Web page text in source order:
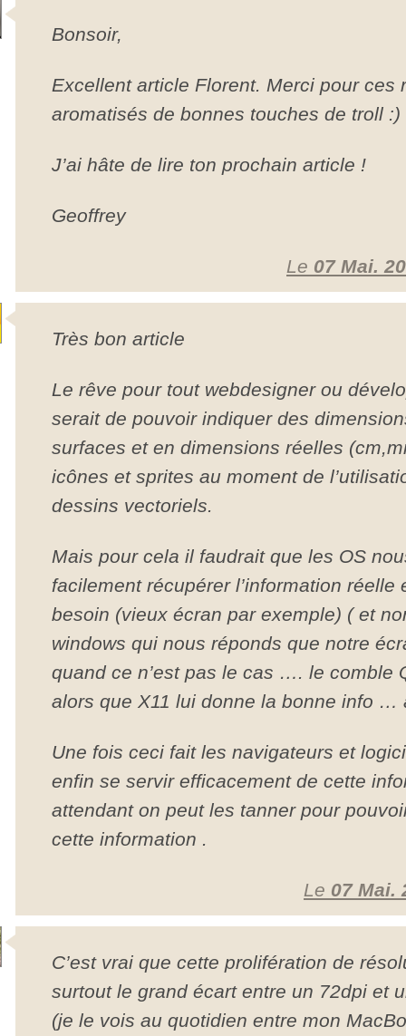
Bonsoir,
Excellent article Florent. Merci pour ces
aromatisés de bonnes touches de troll :)
J’ai hâte de lire ton prochain article !
Geoffrey
Le 07 Mai.
Très bon article
Le rêve pour tout webdesigner ou
serait de pouvoir indiquer des
surfaces et en dimensions réelles
icônes et sprites au moment de
dessins vectoriels.
Mais pour cela il faudrait que les OS
facilement récupérer l’information
besoin (vieux écran par exemple) ( et
windows qui nous réponds que notre
quand ce n’est pas le cas …. le comble
alors que X11 lui donne la bonne info
Une fois ceci fait les navigateurs et
enfin se servir efficacement de cette
attendant on peut les tanner pour
cette information .
Le 07 Mai.
C’est vrai que cette prolifération de
surtout le grand écart entre un 72dpi et
(je le vois au quotidien entre mon